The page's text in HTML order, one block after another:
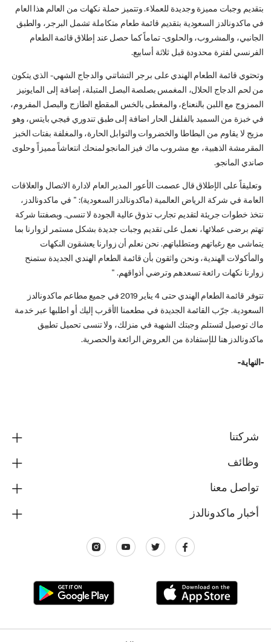
بتقديم وجبات مميزة وجديدة للعملاء. وتتميز حملة نكهات من العالم هذا العام
في ماكدونالدز السعودية بتقديم قائمة طعام متكاملة تشمل البرجر، والطبق
الجانبي، والمشروب، والحلوى- تماماً كما حصل عند إطلاق قائمة الطعام
الفرنسي لفترة محدودة قبل ثلاثة أسابيع.
وتحتوي قائمة الطعام الهندي على برجر التشاتني والدجاج الشهي- الذي يتكون
من لحم الدجاج الحلال، المغمس بصلصة البصل المتبلة، إضافة إلى المايونيز
الممزوج مع اللبن بالنعناع، والمغطى بالخس المقطع الطازج والبصل المفروم،
في خبزة من السميد بالفلفل الحار اضافة إلى طبق تندوري فيجي بايتس، وهو
مزيج لا يقاوم من البطاطا والخضروات والتوابل الحارة، والمغلفة بفتات الخبز
المقرمشة الذهبية، مع مشروب ماك فيز المانجو لمنحك انتعاشاً مميزاً وحلوى
صاندي المانجو.
وتعليقاً على الإطلاق قال عصمت الأعور المدير العام لادارة الاتصال والعلاقات
العامة في شركة الرياض العالمية (ماكدونالدز السعودية): " في ماكدونالدز،
نتخذ خطوات جريئة لتقديم تجارب تذوق عالية الجودة لا تنسى. وبصفتنا شركة
تهتم برضى عملائها، نعمل على تقديم وجبات جديدة بشكل مستمر لزوارنا بما
يتماشى مع رغباتهم ومتطلباتهم. نحن نعلم أن زوارنا يعشقون النكهات
والمأكولات الهندية، ونحن واثقون بأن قائمة الطعام الهندي الجديدة ستمنح
زوارنا نكهات رائعة تسعدهم وترضي أذواقهم. "
تتوفر قائمة الطعام الهندي حتى 4 يناير 2019 في جميع مطاعم ماكدونالدز
السعودية. جرّب القائمة الجديدة في مطعمنا الأقرب إليك أو اطلبها عبر خدمة
ماك توصيل لتستلم وجبتك الشهية في منزلك، ولا تنسى تحميل تطبيق
ماكدونالدز هنا للإستفادة من العروض الرائعة والحصرية.
-النهاية-
شركتنا
وظائف
تواصل معنا
أخبار ماكدونالدز